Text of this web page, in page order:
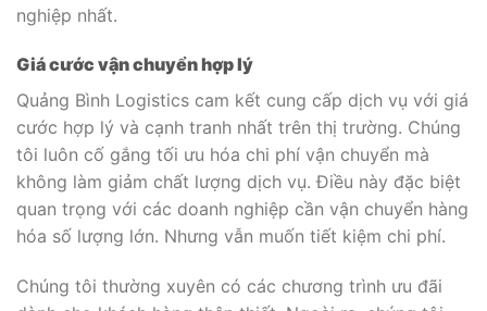
nghiệp nhất.
Giá cước vận chuyển hợp lý
Quảng Bình Logistics cam kết cung cấp dịch vụ với giá
cước hợp lý và cạnh tranh nhất trên thị trường. Chúng
tôi luôn cố gắng tối ưu hóa chi phí vận chuyển mà
không làm giảm chất lượng dịch vụ. Điều này đặc biệt
quan trọng với các doanh nghiệp cần vận chuyển hàng
hóa số lượng lớn. Nhưng vẫn muốn tiết kiệm chi phí.
Chúng tôi thường xuyên có các chương trình ưu đãi